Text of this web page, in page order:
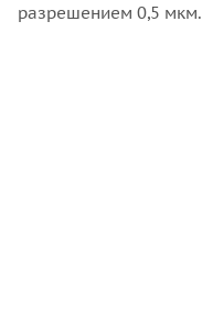
разрешением 0,5 мкм.